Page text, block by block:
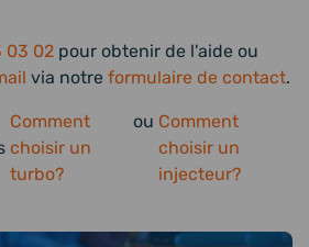
03 02 pour obtenir de l'aide ou
via notre formulaire de contact.
Comment
choisir un
turbo?
ou Comment
choisir un
injecteur?